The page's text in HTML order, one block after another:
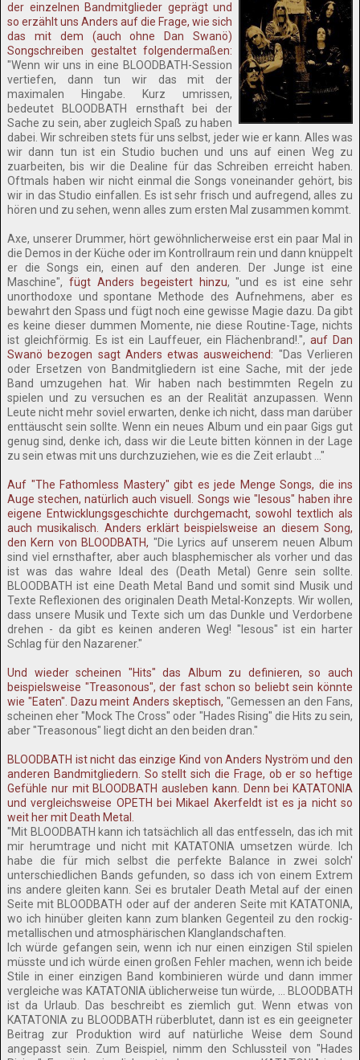
der einzelnen Bandmitglieder geprägt und
so erzählt uns Anders auf die Frage, wie sich
das mit dem (auch ohne Dan Swanö)
Songschreiben gestaltet folgendermaßen:
"Wenn wir uns in eine BLOODBATH-Session
vertiefen, dann tun wir das mit der
maximalen Hingabe. Kurz umrissen,
bedeutet BLOODBATH ernsthaft bei der
Sache zu sein, aber zugleich Spaß zu haben
dabei. Wir schreiben stets für uns selbst, jeder wie er kann. Alles was
wir dann tun ist ein Studio buchen und uns auf einen Weg zu
zuarbeiten, bis wir die Dealine für das Schreiben erreicht haben.
Oftmals haben wir nicht einmal die Songs voneinander gehört, bis
wir in das Studio einfallen. Es ist sehr frisch und aufregend, alles zu
hören und zu sehen, wenn alles zum ersten Mal zusammen kommt.
Axe, unserer Drummer, hört gewöhnlicherweise erst ein paar Mal in
die Demos in der Küche oder im Kontrollraum rein und dann knüppelt
er die Songs ein, einen auf den anderen. Der Junge ist eine
Maschine", fügt Anders begeistert hinzu, "und es ist eine sehr
unorthodoxe und spontane Methode des Aufnehmens, aber es
bewahrt den Spass und fügt noch eine gewisse Magie dazu. Da gibt
es keine dieser dummen Momente, nie diese Routine-Tage, nichts
ist gleichförmig. Es ist ein Lauffeuer, ein Flächenbrand!.",auf Dan
Swanö bezogen sagt Anders etwas ausweichend: "Das Verlieren
oder Ersetzen von Bandmitgliedern ist eine Sache, mit der jede
Band umzugehen hat. Wir haben nach bestimmten Regeln zu
spielen und zu versuchen es an der Realität anzupassen. Wenn
Leute nicht mehr soviel erwarten, denke ich nicht, dass man darüber
enttäuscht sein sollte. Wenn ein neues Album und ein paar Gigs gut
genug sind, denke ich, dass wir die Leute bitten können in der Lage
zu sein etwas mit uns durchzuziehen, wie es die Zeit erlaubt ..."
Auf "The Fathomless Mastery" gibt es jede Menge Songs, die ins
Auge stechen, natürlich auch visuell. Songs wie "Iesous" haben ihre
eigene Entwicklungsgeschichte durchgemacht, sowohl textlich als
auch musikalisch. Anders erklärt beispielsweise an diesem Song,
den Kern von BLOODBATH, "Die Lyrics auf unserem neuen Album
sind viel ernsthafter, aber auch blasphemischer als vorher und das
ist was das wahre Ideal des (Death Metal) Genre sein sollte.
BLOODBATH ist eine Death Metal Band und somit sind Musik und
Texte Reflexionen des originalen Death Metal-Konzepts. Wir wollen,
dass unsere Musik und Texte sich um das Dunkle und Verdorbene
drehen - da gibt es keinen anderen Weg! "Iesous" ist ein harter
Schlag für den Nazarener."
Und wieder scheinen "Hits" das Album zu definieren, so auch
beispielsweise "Treasonous", der fast schon so beliebt sein könnte
wie "Eaten". Dazu meint Anders skeptisch, "Gemessen an den Fans,
scheinen eher "Mock The Cross" oder "Hades Rising" die Hits zu sein,
aber "Treasonous" liegt dicht an den beiden dran."
BLOODBATH ist nicht das einzige Kind von Anders Nyström und den
anderen Bandmitgliedern. So stellt sich die Frage, ob er so heftige
Gefühle nur mit BLOODBATH ausleben kann. Denn bei KATATONIA
und vergleichsweise OPETH bei Mikael Akerfeldt ist es ja nicht so
weit her mit Death Metal.
"Mit BLOODBATH kann ich tatsächlich all das entfesseln, das ich mit
mir herumtrage und nicht mit KATATONIA umsetzen würde. Ich
habe die für mich selbst die perfekte Balance in zwei solch'
unterschiedlichen Bands gefunden, so dass ich von einem Extrem
ins andere gleiten kann. Sei es brutaler Death Metal auf der einen
Seite mit BLOODBATH oder auf der anderen Seite mit KATATONIA,
wo ich hinüber gleiten kann zum blanken Gegenteil zu den rockig-
metallischen und atmosphärischen Klanglandschaften.
Ich würde gefangen sein, wenn ich nur einen einzigen Stil spielen
müsste und ich würde einen großen Fehler machen, wenn ich beide
Stile in einer einzigen Band kombinieren würde und dann immer
vergleiche was KATATONIA üblicherweise tun würde, ... BLOODBATH
ist da Urlaub. Das beschreibt es ziemlich gut. Wenn etwas von
KATATONIA zu BLOODBATH rüberblutet, dann ist es ein geeigneter
Beitrag zur Produktion wird auf natürliche Weise dem Sound
angepasst sein. Zum Beispiel, nimm den Schlussteil von "Hades